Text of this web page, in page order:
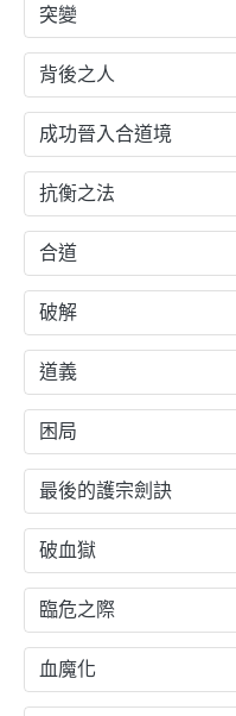
突變
背後之人
成功晉入合道境
抗衡之法
合道
破解
道義
困局
最後的護宗劍訣
破血獄
臨危之際
血魔化